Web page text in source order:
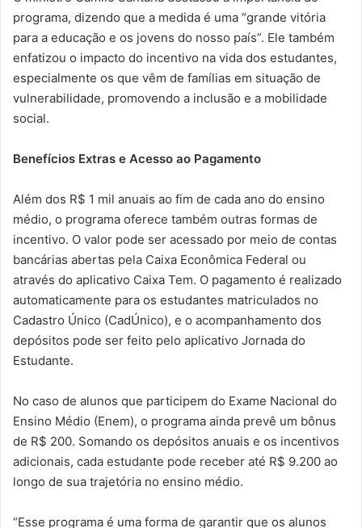
programa, dizendo que a medida é uma “grande vitória
para a educação e os jovens do nosso país”. Ele também
enfatizou o impacto do incentivo na vida dos estudantes,
especialmente os que vêm de famílias em situação de
vulnerabilidade, promovendo a inclusão e a mobilidade
social.
Benefícios Extras e Acesso ao Pagamento
Além dos R$ 1 mil anuais ao fim de cada ano do ensino
médio, o programa oferece também outras formas de
incentivo. O valor pode ser acessado por meio de contas
bancárias abertas pela Caixa Econômica Federal ou
através do aplicativo Caixa Tem. O pagamento é realizado
automaticamente para os estudantes matriculados no
Cadastro Único (CadÚnico), e o acompanhamento dos
depósitos pode ser feito pelo aplicativo Jornada do
Estudante.
No caso de alunos que participem do Exame Nacional do
Ensino Médio (Enem), o programa ainda prevê um bônus
de R$ 200. Somando os depósitos anuais e os incentivos
adicionais, cada estudante pode receber até R$ 9.200 ao
longo de sua trajetória no ensino médio.
“Esse programa é uma forma de garantir que os alunos